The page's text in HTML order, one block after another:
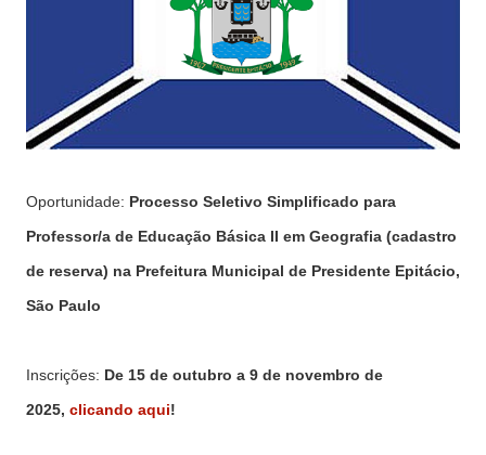
Oportunidade: Processo Seletivo Simplificado para
Professor/a de Educação Básica II em Geografia (cadastro
de reserva) na Prefeitura Municipal de Presidente Epitácio,
São Paulo
Inscrições: De 15 de outubro a 9 de novembro de
2025, clicando aqui!